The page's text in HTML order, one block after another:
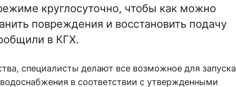
круглосуточно, чтобы как можно
повреждения и восстановить подачу
в КГХ.
специалисты делают все возможное для запуска
в соответствии с утвержденными